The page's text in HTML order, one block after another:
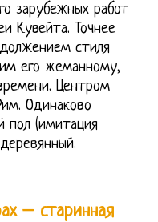
зарубежных работ
Кувейта. Точнее
стиля
его жеманному,
Центром
Одинаково
пол (имитация
– старинная